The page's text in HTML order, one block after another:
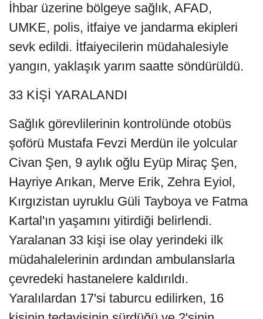
İhbar üzerine bölgeye sağlık, AFAD,
UMKE, polis, itfaiye ve jandarma ekipleri
sevk edildi. İtfaiyecilerin müdahalesiyle
yangın, yaklaşık yarım saatte söndürüldü.
33 KİŞİ YARALANDI
Sağlık görevlilerinin kontrolünde otobüs
şoförü Mustafa Fevzi Merdün ile yolcular
Civan Şen, 9 aylık oğlu Eyüp Miraç Şen,
Hayriye Arıkan, Merve Erik, Zehra Eyiol,
Kırgızistan uyruklu Güli Tayboya ve Fatma
Kartal'ın yaşamını yitirdiği belirlendi.
Yaralanan 33 kişi ise olay yerindeki ilk
müdahalelerinin ardından ambulanslarla
çevredeki hastanelere kaldırıldı.
Yaralılardan 17'si taburcu edilirken, 16